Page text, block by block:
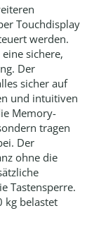
Touchdisplay
werden.
sichere,
Der
sicher auf
und intuitiven
Memory-
tragen
Der
ohne die
Tastensperre.
kg belastet